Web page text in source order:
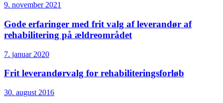
9. november 2021
Gode erfaringer med frit valg af leverandør af
rehabilitering på ældreområdet
7. januar 2020
Frit leverandørvalg for rehabiliterings­forløb
30. august 2016